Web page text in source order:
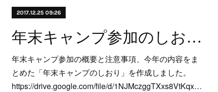
2017.12.25 09:26
年末キャンプ参加のしおりとタイムテーブルのお知らせ
年末キャンプ参加の概要と注意事項、今年の内容をま
とめた「年末キャンプのしおり」を作成しました。
https://drive.google.com/file/d/1NJMczggTXxs8VtKqx…